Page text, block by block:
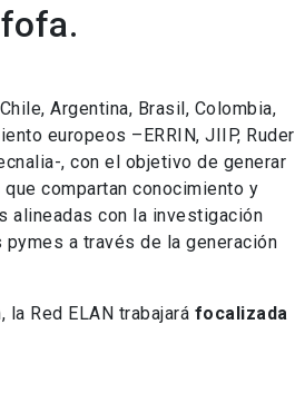
Argentina, Brasil, Colombia,
europeos –ERRIN, JIIP, Ruder
, con el objetivo de generar
compartan conocimiento y
alineadas con la investigación
a través de la generación
Red ELAN trabajará focalizada